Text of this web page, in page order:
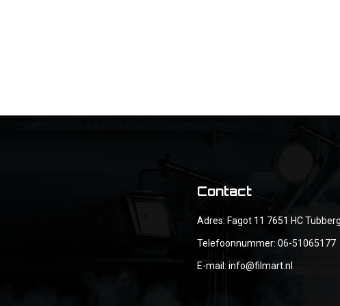
Contact
Adres: Fagot 11 7651 HC
Telefoonnummer: 06-51065177
E-mail: info@filmart.nl